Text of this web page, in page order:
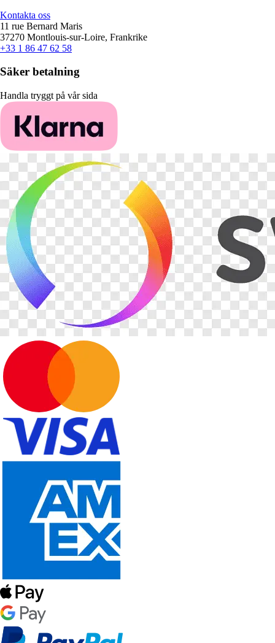
Kontakta oss
11 rue Bernard Maris
37270 Montlouis-sur-Loire, Frankrike
+33 1 86 47 62 58
Säker betalning
Handla tryggt på vår sida